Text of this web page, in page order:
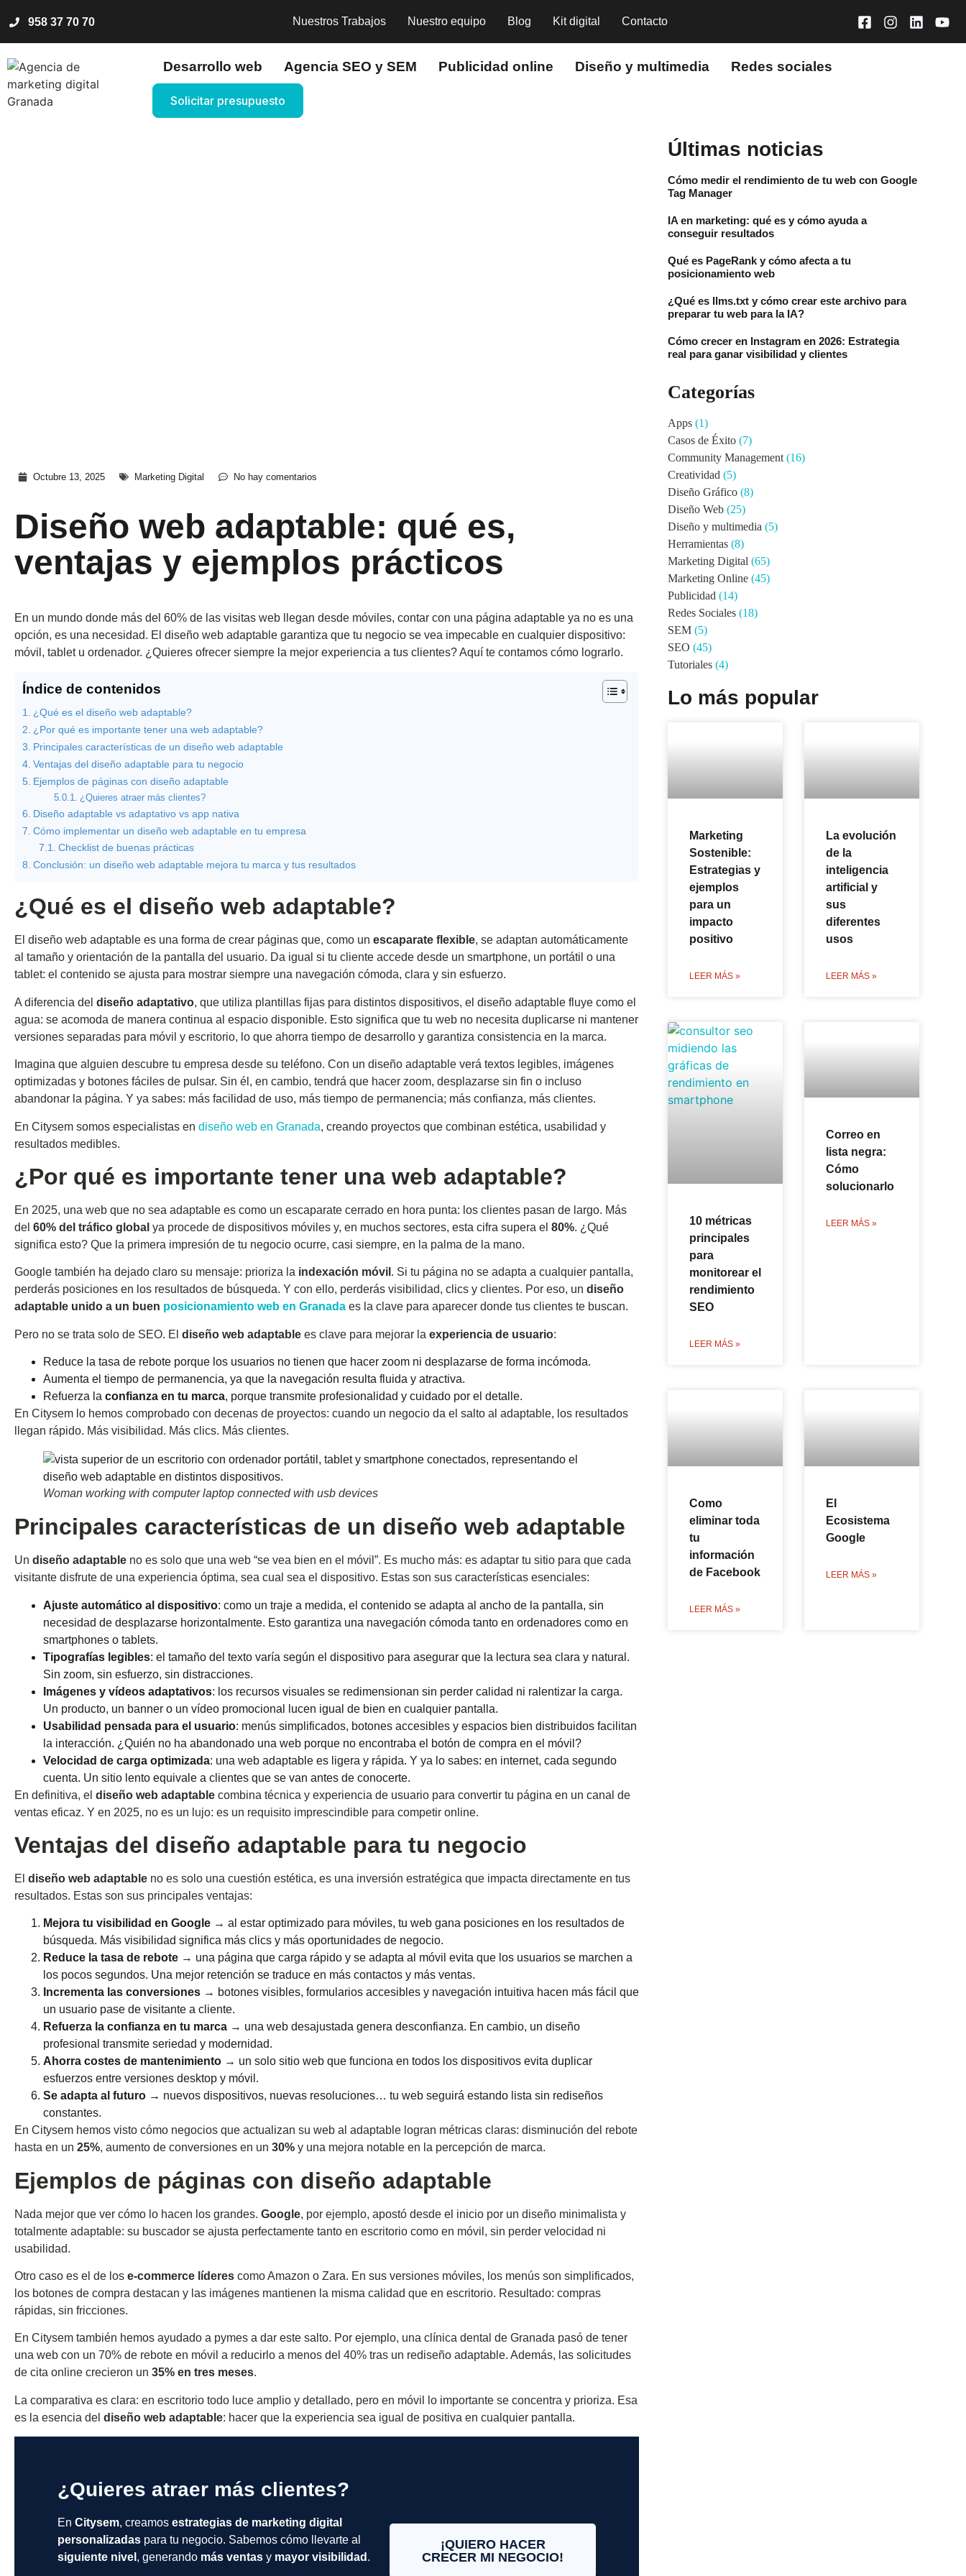
958 37 70 70 Nuestros Trabajos Nuestro equipo Blog Kit digital Contacto
Desarrollo web Agencia SEO y SEM Publicidad online Diseño y multimedia Redes sociales
Solicitar presupuesto
Octubre 13, 2025 Marketing Digital No hay comentarios
Diseño web adaptable: qué es,
ventajas y ejemplos prácticos
En un mundo donde más del 60% de las visitas web llegan desde móviles, contar con una página adaptable ya no es una
opción, es una necesidad. El diseño web adaptable garantiza que tu negocio se vea impecable en cualquier dispositivo:
móvil, tablet u ordenador. ¿Quieres ofrecer siempre la mejor experiencia a tus clientes? Aquí te contamos cómo lograrlo.
Índice de contenidos
¿Qué es el diseño web adaptable?
¿Por qué es importante tener una web adaptable?
Principales características de un diseño web adaptable
Ventajas del diseño adaptable para tu negocio
Ejemplos de páginas con diseño adaptable
¿Quieres atraer más clientes?
Diseño adaptable vs adaptativo vs app nativa
Cómo implementar un diseño web adaptable en tu empresa
Checklist de buenas prácticas
Conclusión: un diseño web adaptable mejora tu marca y tus resultados
¿Qué es el diseño web adaptable?
El diseño web adaptable es una forma de crear páginas que, como un escaparate flexible, se adaptan automáticamente
al tamaño y orientación de la pantalla del usuario. Da igual si tu cliente accede desde un smartphone, un portátil o una
tablet: el contenido se ajusta para mostrar siempre una navegación cómoda, clara y sin esfuerzo.
A diferencia del diseño adaptativo, que utiliza plantillas fijas para distintos dispositivos, el diseño adaptable fluye como el
agua: se acomoda de manera continua al espacio disponible. Esto significa que tu web no necesita duplicarse ni mantener
versiones separadas para móvil y escritorio, lo que ahorra tiempo de desarrollo y garantiza consistencia en la marca.
Imagina que alguien descubre tu empresa desde su teléfono. Con un diseño adaptable verá textos legibles, imágenes
optimizadas y botones fáciles de pulsar. Sin él, en cambio, tendrá que hacer zoom, desplazarse sin fin o incluso
abandonar la página. Y ya sabes: más facilidad de uso, más tiempo de permanencia; más confianza, más clientes.
En Citysem somos especialistas en diseño web en Granada, creando proyectos que combinan estética, usabilidad y
resultados medibles.
¿Por qué es importante tener una web adaptable?
En 2025, una web que no sea adaptable es como un escaparate cerrado en hora punta: los clientes pasan de largo. Más
del 60% del tráfico global ya procede de dispositivos móviles y, en muchos sectores, esta cifra supera el 80%. ¿Qué
significa esto? Que la primera impresión de tu negocio ocurre, casi siempre, en la palma de la mano.
Google también ha dejado claro su mensaje: prioriza la indexación móvil . Si tu página no se adapta a cualquier pantalla,
perderás posiciones en los resultados de búsqueda. Y con ello, perderás visibilidad, clics y clientes. Por eso, un diseño
adaptable unido a un buen posicionamiento web en Granada es la clave para aparecer donde tus clientes te buscan.
Pero no se trata solo de SEO. El diseño web adaptable es clave para mejorar la experiencia de usuario:
Reduce la tasa de rebote porque los usuarios no tienen que hacer zoom ni desplazarse de forma incómoda.
Aumenta el tiempo de permanencia, ya que la navegación resulta fluida y atractiva.
Refuerza la confianza en tu marca, porque transmite profesionalidad y cuidado por el detalle.
En Citysem lo hemos comprobado con decenas de proyectos: cuando un negocio da el salto al adaptable, los resultados
llegan rápido. Más visibilidad. Más clics. Más clientes.
Woman working with computer laptop connected with usb devices
Principales características de un diseño web adaptable
Un diseño adaptable no es solo que una web “se vea bien en el móvil”. Es mucho más: es adaptar tu sitio para que cada
visitante disfrute de una experiencia óptima, sea cual sea el dispositivo. Estas son sus características esenciales:
Ajuste automático al dispositivo: como un traje a medida, el contenido se adapta al ancho de la pantalla, sin
necesidad de desplazarse horizontalmente. Esto garantiza una navegación cómoda tanto en ordenadores como en
smartphones o tablets.
Tipografías legibles: el tamaño del texto varía según el dispositivo para asegurar que la lectura sea clara y natural.
Sin zoom, sin esfuerzo, sin distracciones.
Imágenes y vídeos adaptativos: los recursos visuales se redimensionan sin perder calidad ni ralentizar la carga.
Un producto, un banner o un vídeo promocional lucen igual de bien en cualquier pantalla.
Usabilidad pensada para el usuario: menús simplificados, botones accesibles y espacios bien distribuidos facilitan
la interacción. ¿Quién no ha abandonado una web porque no encontraba el botón de compra en el móvil?
Velocidad de carga optimizada: una web adaptable es ligera y rápida. Y ya lo sabes: en internet, cada segundo
cuenta. Un sitio lento equivale a clientes que se van antes de conocerte.
En definitiva, el diseño web adaptable combina técnica y experiencia de usuario para convertir tu página en un canal de
ventas eficaz. Y en 2025, no es un lujo: es un requisito imprescindible para competir online.
Ventajas del diseño adaptable para tu negocio
El diseño web adaptable no es solo una cuestión estética, es una inversión estratégica que impacta directamente en tus
resultados. Estas son sus principales ventajas:
Mejora tu visibilidad en Google → al estar optimizado para móviles, tu web gana posiciones en los resultados de
búsqueda. Más visibilidad significa más clics y más oportunidades de negocio.
Reduce la tasa de rebote → una página que carga rápido y se adapta al móvil evita que los usuarios se marchen a
los pocos segundos. Una mejor retención se traduce en más contactos y más ventas.
Incrementa las conversiones → botones visibles, formularios accesibles y navegación intuitiva hacen más fácil que
un usuario pase de visitante a cliente.
Refuerza la confianza en tu marca → una web desajustada genera desconfianza. En cambio, un diseño
profesional transmite seriedad y modernidad.
Ahorra costes de mantenimiento → un solo sitio web que funciona en todos los dispositivos evita duplicar
esfuerzos entre versiones desktop y móvil.
Se adapta al futuro → nuevos dispositivos, nuevas resoluciones… tu web seguirá estando lista sin rediseños
constantes.
En Citysem hemos visto cómo negocios que actualizan su web al adaptable logran métricas claras: disminución del rebote
hasta en un 25%, aumento de conversiones en un 30% y una mejora notable en la percepción de marca.
Ejemplos de páginas con diseño adaptable
Nada mejor que ver cómo lo hacen los grandes. Google, por ejemplo, apostó desde el inicio por un diseño minimalista y
totalmente adaptable: su buscador se ajusta perfectamente tanto en escritorio como en móvil, sin perder velocidad ni
usabilidad.
Otro caso es el de los e-commerce líderes como Amazon o Zara. En sus versiones móviles, los menús son simplificados,
los botones de compra destacan y las imágenes mantienen la misma calidad que en escritorio. Resultado: compras
rápidas, sin fricciones.
En Citysem también hemos ayudado a pymes a dar este salto. Por ejemplo, una clínica dental de Granada pasó de tener
una web con un 70% de rebote en móvil a reducirlo a menos del 40% tras un rediseño adaptable. Además, las solicitudes
de cita online crecieron un 35% en tres meses.
La comparativa es clara: en escritorio todo luce amplio y detallado, pero en móvil lo importante se concentra y prioriza. Esa
es la esencia del diseño web adaptable: hacer que la experiencia sea igual de positiva en cualquier pantalla.
¿Quieres atraer más clientes?
En Citysem, creamos estrategias de marketing digital
personalizadas para tu negocio. Sabemos cómo llevarte al
siguiente nivel , generando más ventas y mayor visibilidad .
¡QUIERO HACER
CRECER MI NEGOCIO!
Últimas noticias
Cómo medir el rendimiento de tu web con Google
Tag Manager
IA en marketing: qué es y cómo ayuda a
conseguir resultados
Qué es PageRank y cómo afecta a tu
posicionamiento web
¿Qué es llms.txt y cómo crear este archivo para
preparar tu web para la IA?
Cómo crecer en Instagram en 2026: Estrategia
real para ganar visibilidad y clientes
Categorías
Apps (1)
Casos de Éxito (7)
Community Management (16)
Creatividad (5)
Diseño Gráfico (8)
Diseño Web (25)
Diseño y multimedia (5)
Herramientas (8)
Marketing Digital (65)
Marketing Online (45)
Publicidad (14)
Redes Sociales (18)
SEM (5)
SEO (45)
Tutoriales (4)
Lo más popular
Marketing
Sostenible:
Estrategias y
ejemplos
para un
impacto
positivo
LEER MÁS »
La evolución
de la
inteligencia
artificial y
sus
diferentes
usos
LEER MÁS »
10 métricas
principales
para
monitorear el
rendimiento
SEO
LEER MÁS »
Correo en
lista negra:
Cómo
solucionarlo
LEER MÁS »
Como
eliminar toda
tu
información
de Facebook
LEER MÁS »
El
Ecosistema
Google
LEER MÁS »